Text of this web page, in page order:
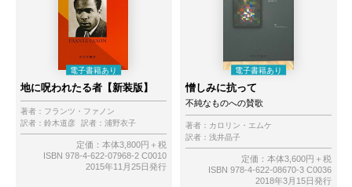
地に呪われたる者【新装版】
著者： フランツ・ファノン
訳者： 鈴木道彦 訳者： 浦野衣子
定価：本体3,800円＋税
ISBN 978-4-622-07968-2 C0010
2015年11月25日発行
憎しみに抗って
不純なものへの賛歌
著者： カロリン・エムケ
訳者： 浅井晶子
定価：本体3,600円＋税
ISBN 978-4-622-08670-3 C0036
2018年3月15日発行